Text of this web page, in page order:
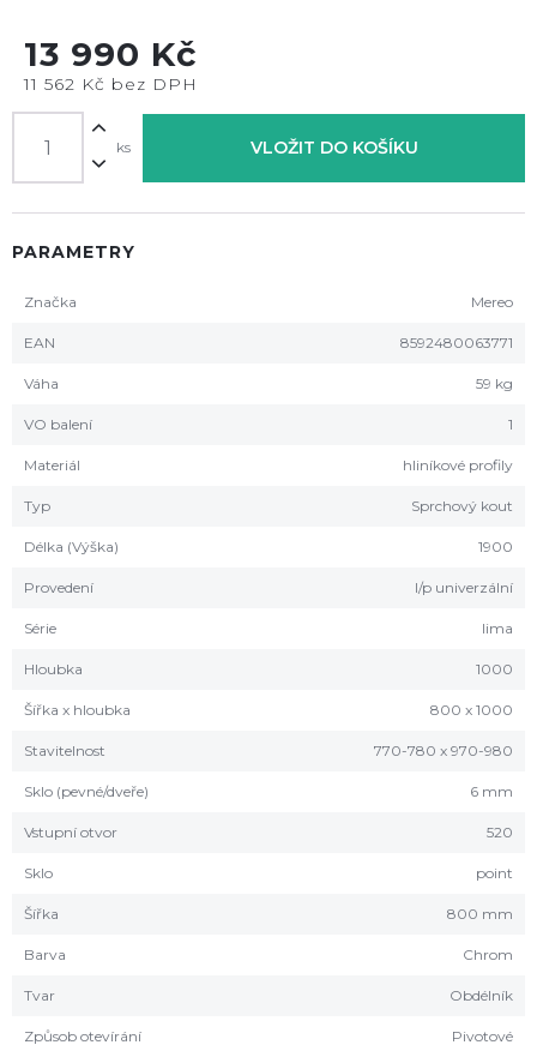
13 990 Kč
11 562 Kč bez DPH
ks VLOŽIT DO KOŠÍKU
PARAMETRY
Značka Mereo
EAN 8592480063771
Váha 59 kg
VO balení 1
Materiál hliníkové profily
Typ Sprchový kout
Délka (Výška) 1900
Provedení l/p univerzální
Série lima
Hloubka 1000
Šířka x hloubka 800 x 1000
Stavitelnost 770-780 x 970-980
Sklo (pevné/dveře) 6 mm
Vstupní otvor 520
Sklo point
Šířka 800 mm
Barva Chrom
Tvar Obdélník
Způsob otevírání Pivotové